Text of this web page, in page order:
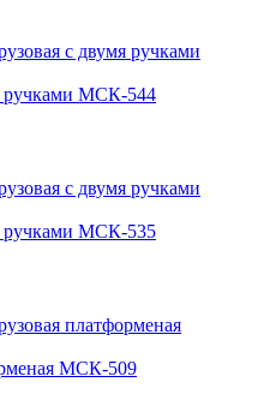
ручками МСК-544
ручками МСК-535
МСК-509